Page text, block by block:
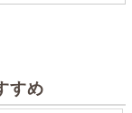
すめ